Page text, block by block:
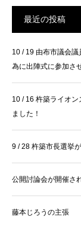
最近の投稿
10 / 19 由布市議会
為に出陣式に参加さ
10 / 16 杵築ライオ
ました！
9 / 28 杵築市長選挙
公開討論会が開催さ
藤本じろうの主張